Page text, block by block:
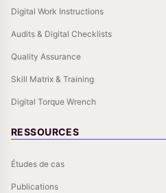
Digital Work Instructions
Audits & Digital Checklists
Quality Assurance
Skill Matrix & Training
Digital Torque Wrench
RESSOURCES
Études de cas
Publications